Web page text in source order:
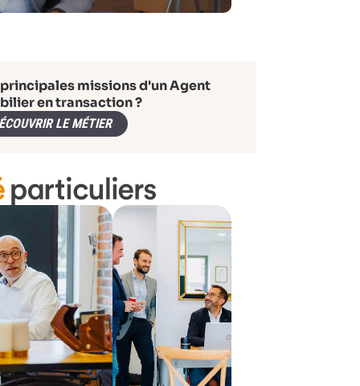
missions d'un Agent
en transaction ?
LE MÉTIER